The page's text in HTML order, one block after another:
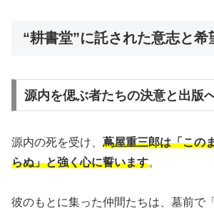
“耕書堂”に託された意志と希
源内を偲ぶ者たちの決意と出版
源内の死を受け、 蔦屋重三郎は「この
らぬ」と強く心に誓います。
彼のもとに集った仲間たちは、墓前で